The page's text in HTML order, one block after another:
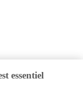
essentiel